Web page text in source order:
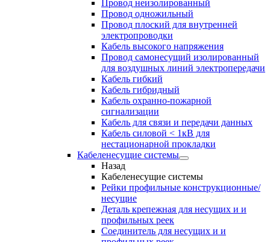
Провод неизолированный
Провод одножильный
Провод плоский для внутренней
электропроводки
Кабель высокого напряжения
Провод самонесущий изолированный
для воздушных линий электропередачи
Кабель гибкий
Кабель гибридный
Кабель охранно-пожарной
сигнализации
Кабель для связи и передачи данных
Кабель силовой < 1кВ для
нестационарной прокладки
Кабеленесущие системы
Назад
Кабеленесущие системы
Рейки профильные конструкционные/
несущие
Деталь крепежная для несущих и и
профильных реек
Соединитель для несущих и и